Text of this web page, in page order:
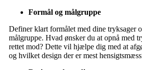
Formål og målgruppe
Definer klart formålet med dine tryksager
målgruppe. Hvad ønsker du at opnå med
rettet mod? Dette vil hjælpe dig med at
og hvilket design der er mest